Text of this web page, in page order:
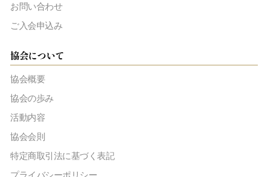
お問い合わせ
ご入会申込み
協会について
協会概要
協会の歩み
活動内容
協会会則
特定商取引法に基づく表記